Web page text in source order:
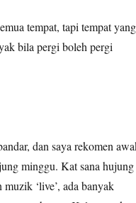
tempat, tapi tempat yang
bila pergi boleh pergi
dan saya rekomen
minggu. Kat sana hujung
‘live’, ada banyak